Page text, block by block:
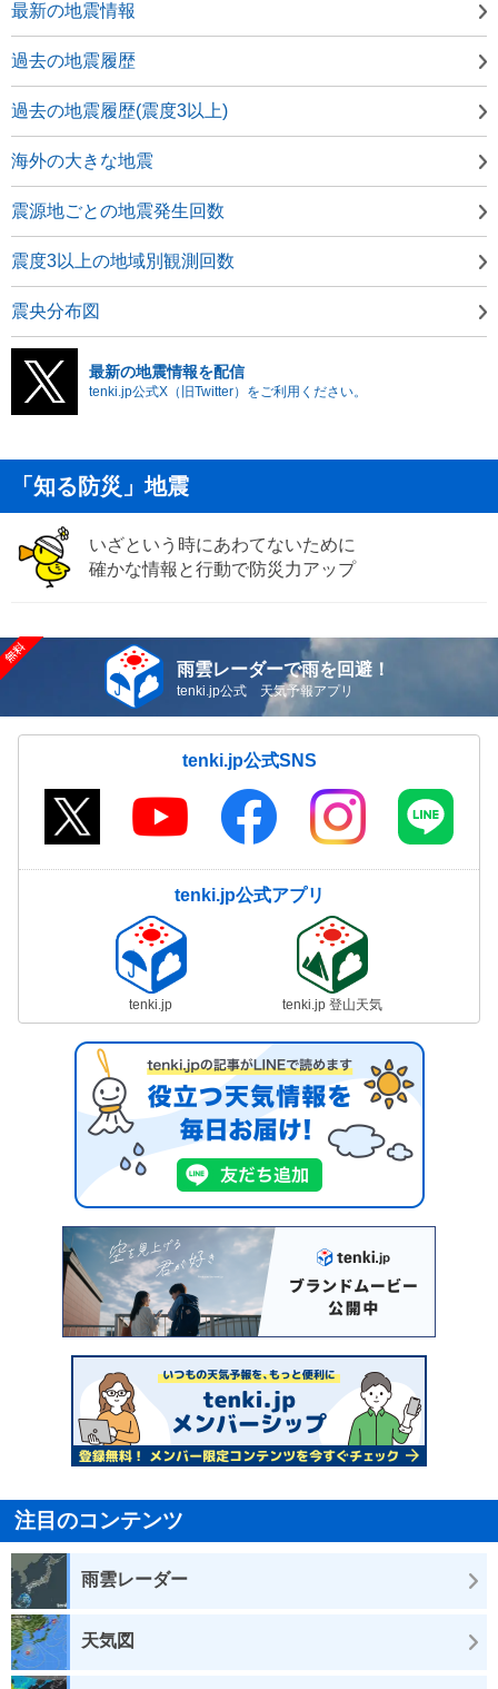
最新の地震情報
過去の地震履歴
過去の地震履歴(震度3以上)
海外の大きな地震
震源地ごとの地震発生回数
震度3以上の地域別観測回数
震央分布図
最新の地震情報を配信
tenki.jp公式X（旧Twitter）をご利用ください。
「知る防災」地震
いざという時にあわてないために
確かな情報と行動で防災力アップ
雨雲レーダーで雨を回避！
tenki.jp公式 天気予報アプリ
tenki.jp公式SNS
tenki.jp公式アプリ
tenki.jp tenki.jp 登山天気
注目のコンテンツ
雨雲レーダー
天気図